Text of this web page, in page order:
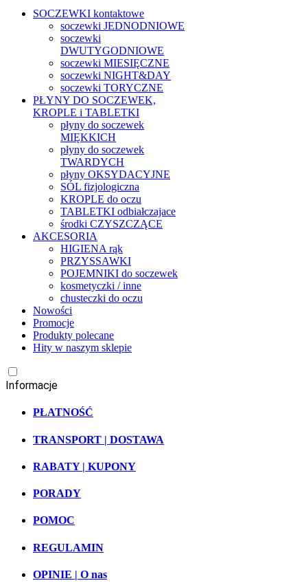
SOCZEWKI kontaktowe
soczewki JEDNODNIOWE
soczewki
DWUTYGODNIOWE
soczewki MIESIĘCZNE
soczewki NIGHT&DAY
soczewki TORYCZNE
PŁYNY DO SOCZEWEK,
KROPLE i TABLETKI
płyny do soczewek
MIĘKKICH
płyny do soczewek
TWARDYCH
płyny OKSYDACYJNE
SÓL fizjologiczna
KROPLE do oczu
TABLETKI odbiałczajace
środki CZYSZCZĄCE
AKCESORIA
HIGIENA rąk
PRZYSSAWKI
POJEMNIKI do soczewek
kosmetyczki / inne
chusteczki do oczu
Nowości
Promocje
Produkty polecane
Hity w naszym sklepie
Informacje
PŁATNOŚĆ
TRANSPORT | DOSTAWA
RABATY | KUPONY
PORADY
POMOC
REGULAMIN
OPINIE | O nas